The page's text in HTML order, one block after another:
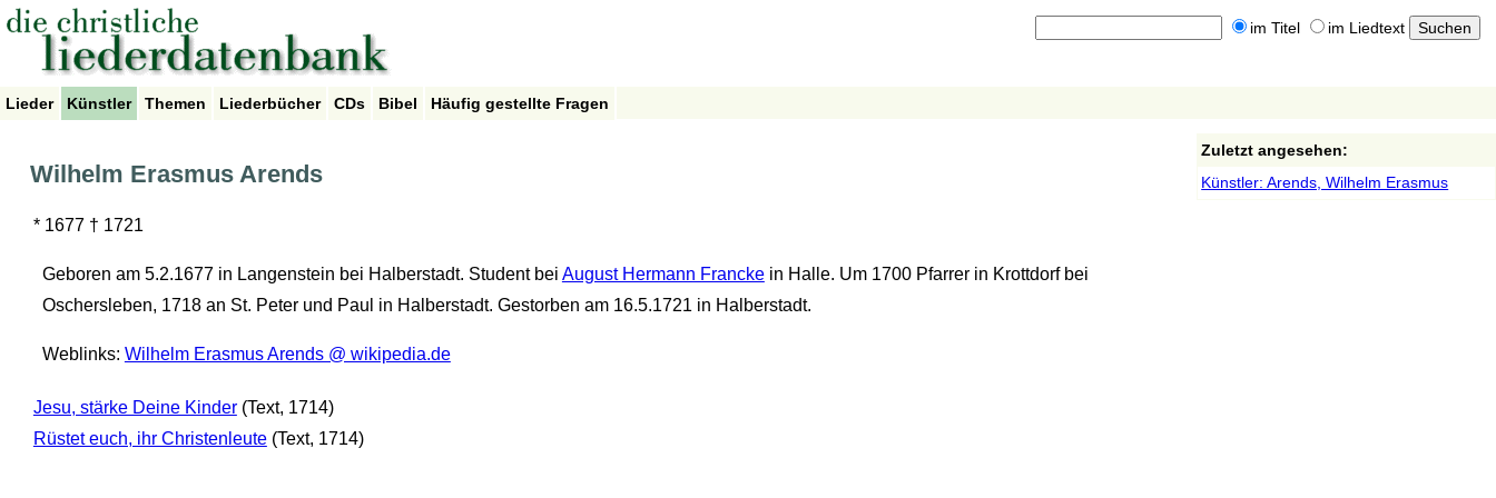
im Titel im Liedtext
Lieder Künstler Themen Liederbücher CDs Bibel Häufig gestellte Fragen
Wilhelm Erasmus Arends
* 1677 † 1721
Geboren am 5.2.1677 in Langenstein bei Halberstadt. Student bei August Hermann Franckein Halle. Um 1700 Pfarrer in Krottdorf bei
Oschersleben, 1718 an St. Peter und Paul in Halberstadt. Gestorben am 16.5.1721 in Halberstadt.
Weblinks: Wilhelm Erasmus Arends @ wikipedia.de
Jesu, stärke Deine Kinder (Text, 1714)
Rüstet euch, ihr Christenleute (Text, 1714)
Zuletzt angesehen:
Künstler: Arends, Wilhelm Erasmus